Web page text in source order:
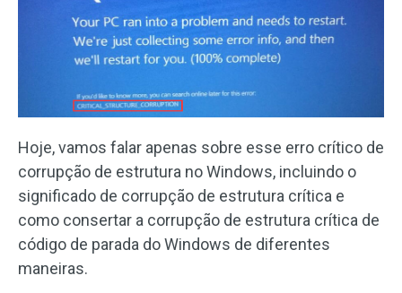
Hoje, vamos falar apenas sobre esse erro crítico de
corrupção de estrutura no Windows, incluindo o
significado de corrupção de estrutura crítica e
como consertar a corrupção de estrutura crítica de
código de parada do Windows de diferentes
maneiras.